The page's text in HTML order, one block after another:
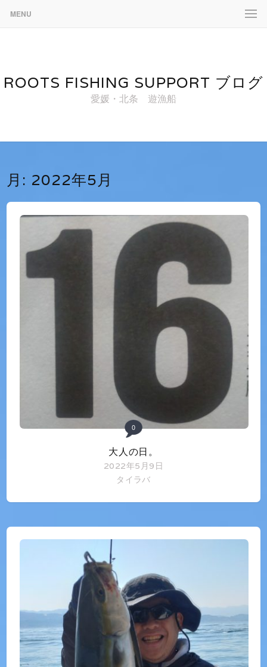
MENU
ROOTS FISHING SUPPORT ブログ
愛媛・北条 遊漁船
月: 2022年5月
0
大人の日。
2022年5月9日
タイラバ